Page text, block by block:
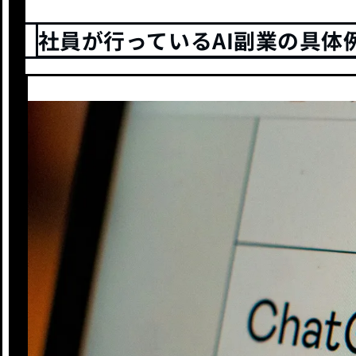
社員が行っているAI副業の具体